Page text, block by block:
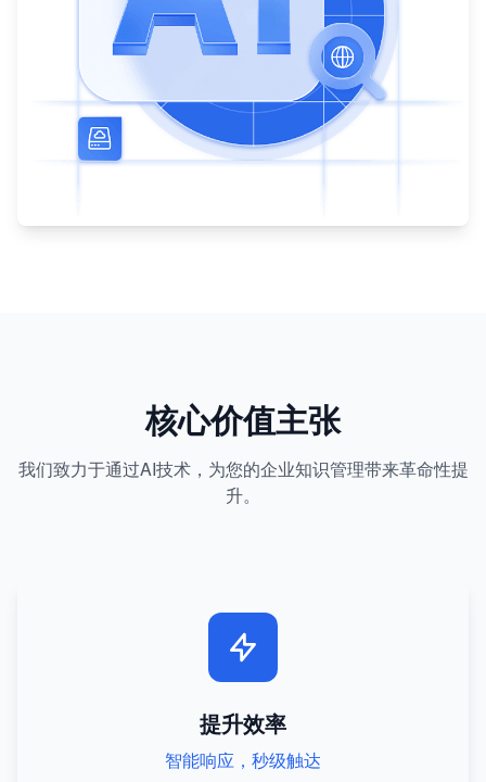
核心价值主张
我们致力于通过AI技术，为您的企业知识管理带来革命性提
升。
提升效率
智能响应，秒级触达